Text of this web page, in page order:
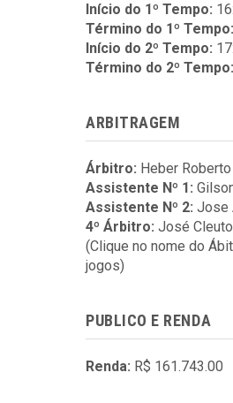
Início do 1º Tempo:
Término do 1º Tempo:
Início do 2º Tempo:
Término do 2º Tempo:
ARBITRAGEM
Árbitro: Heber
Assistente Nº 1:
Assistente Nº 2: Jose
4º Árbitro: José
(Clique no nome do
jogos)
PUBLICO E RENDA
Renda: R$ 161.743.00